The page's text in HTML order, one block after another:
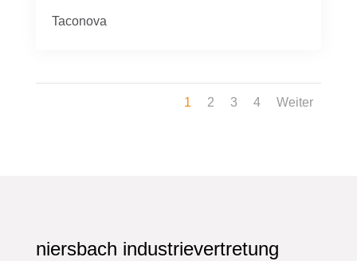
Taconova
1 2 3 4 Weiter
niersbach industrievertretung